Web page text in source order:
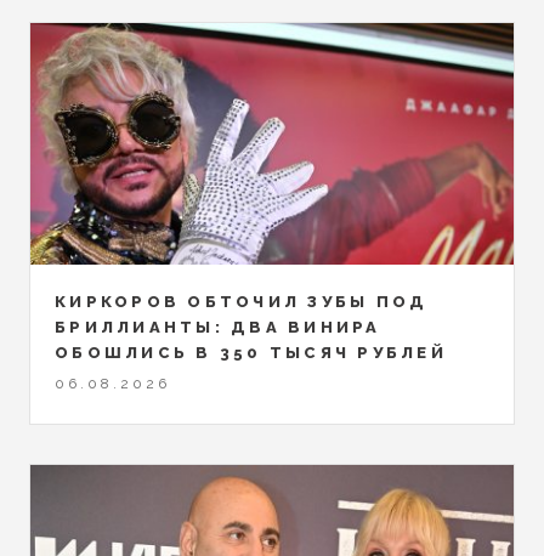
КИРКОРОВ ОБТОЧИЛ ЗУБЫ ПОД
БРИЛЛИАНТЫ: ДВА ВИНИРА
ОБОШЛИСЬ В 350 ТЫСЯЧ РУБЛЕЙ
06.08.2026